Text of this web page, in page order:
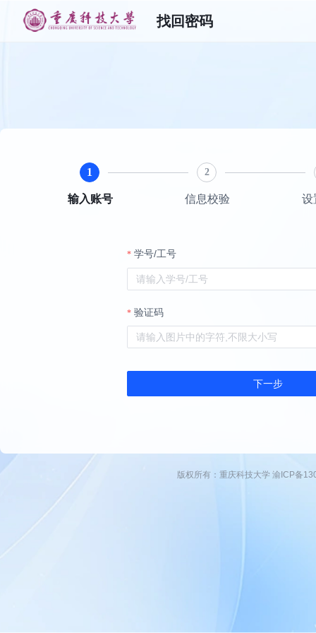
找回密码
1
输入账号
2
信息校验 设
学号/工号
验证码
下一步
版权所有：重庆科技大学 渝ICP备